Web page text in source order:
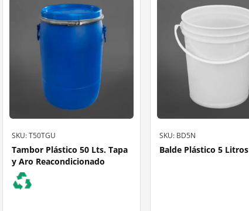
SKU: T50TGU
Tambor Plástico 50 Lts. Tapa
y Aro Reacondicionado
SKU: BD5N
Balde Plástico 5 Litros